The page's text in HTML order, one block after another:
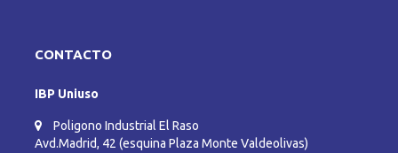
CONTACTO
IBP Uniuso
Poligono Industrial El Raso
Avd.Madrid, 42 (esquina Plaza Monte Valdeolivas)